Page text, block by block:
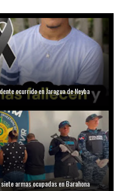
ocurrido en Jaragua de Neyba
armas ocupadas en Barahona